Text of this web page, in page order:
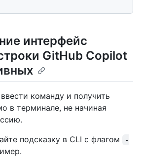
интерфейс
GitHub Copilot
команду и получить
в терминале, не начиная
подсказку в CLI с флагом
-